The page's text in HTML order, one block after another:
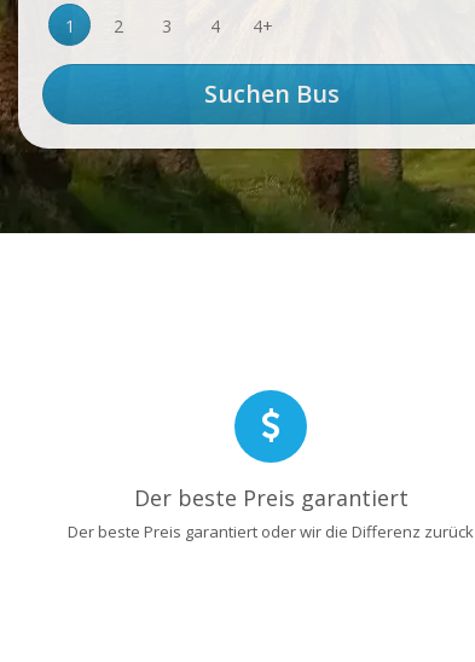
1
2 3 4 4+
Der beste Preis garantiert
Der beste Preis garantiert oder wir die Differenz zurück